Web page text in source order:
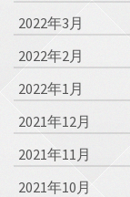
2022年3月
2022年2月
2022年1月
2021年12月
2021年11月
2021年10月